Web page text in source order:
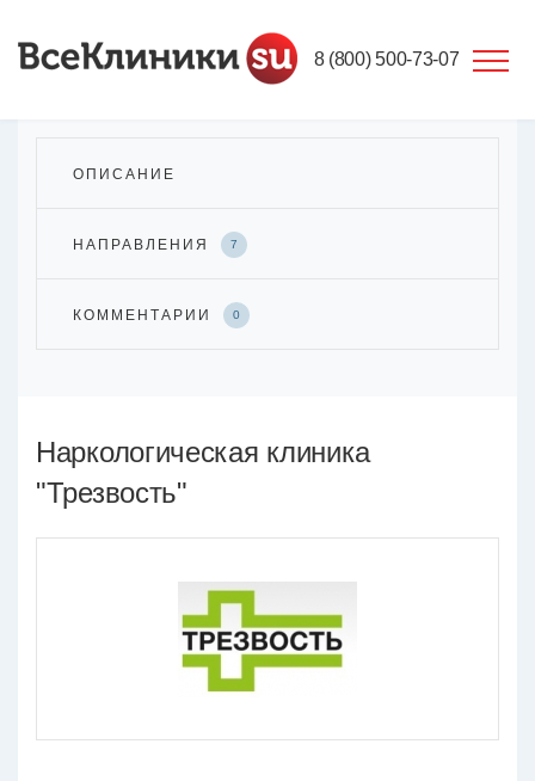
8 (800) 500-73-07
ОПИСАНИЕ
НАПРАВЛЕНИЯ 7
КОММЕНТАРИИ 0
Наркологическая клиника
"Трезвость"